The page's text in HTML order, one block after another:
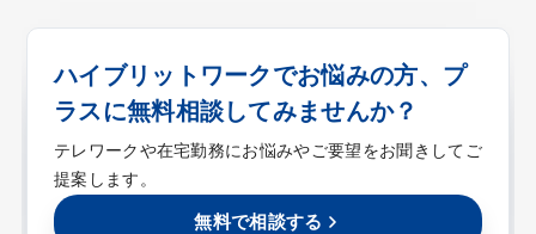
ハイブリットワークでお悩みの方、プ
ラスに無料相談してみませんか？
テレワークや在宅勤務にお悩みやご要望をお聞きしてご
提案します。
無料で相談する